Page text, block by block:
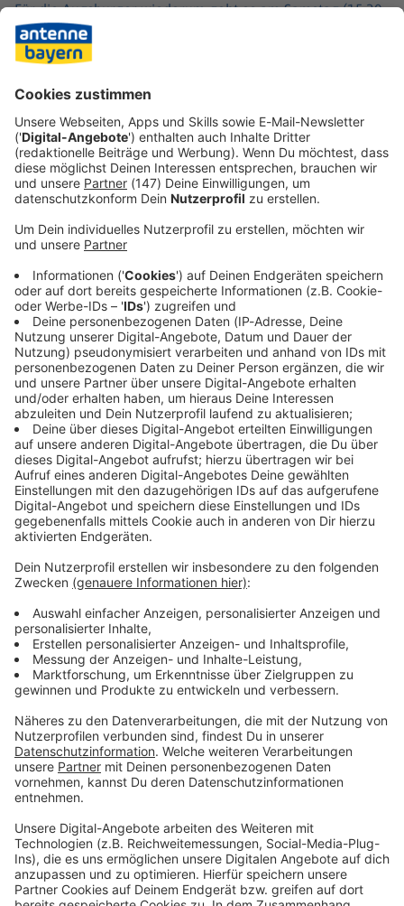
Für die Augsburger wiederum geht es am Samstag (15.30
Uhr) gegen den FC St. Pauli darum, nach dem
Überraschungserfolg in München einen Heimsieg
nachzulegen. Im Abstiegskampf würde der FCA im
Erfolgsfall den Vorsprung auf den Tabellenvorletzten aus
Immer auf dem Laufenden
bleiben!
Verpass' nichts mehr - mit unserem kostenlosen
ANTENNE BAYERN Newsletter. Ob Nachrichten,
Lifestyle oder unsere neuesten Aktionen - wir
informieren dich.
Zum Newsletter anmelden
Du möchtest uns etwas sagen?
Studio Hotline
Kontaktformular